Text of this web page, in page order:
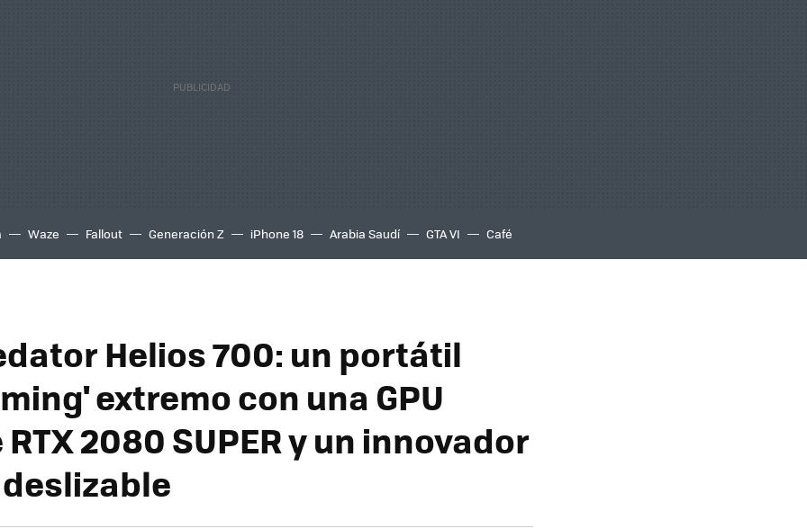
Waze Fallout Generación Z iPhone 18 Arabia Saudí GTA VI Café
Helios 700: un portátil
extremo con una GPU
RTX 2080 SUPER y un innovador